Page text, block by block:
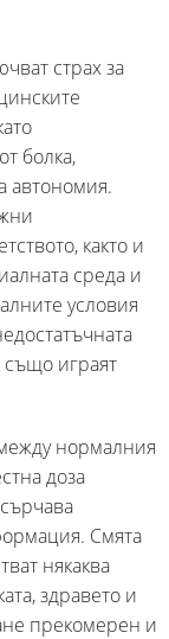
страх за
болка,
автономия.
както и
среда и
условия
играят
нормалния
доза
Смята
някаква
здравето и
прекомерен и